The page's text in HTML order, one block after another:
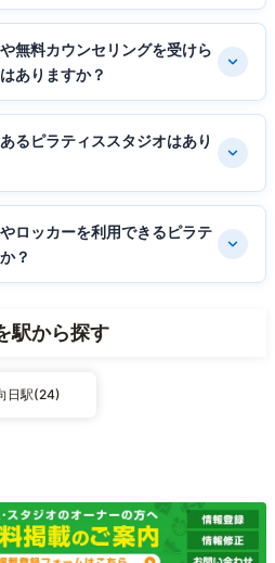
無料カウンセリングを受けら
ありますか？
るピラティススタジオはあり
ロッカーを利用できるピラテ
？
駅から探す
日駅(24)